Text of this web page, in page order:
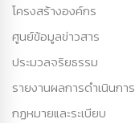
โครงสร้างองค์กร
ศูนย์ข้อมูลข่าวสาร
ประมวลจริยธรรม
รายงานผลการดำเนินการ
กฏหมายและระเบียบ